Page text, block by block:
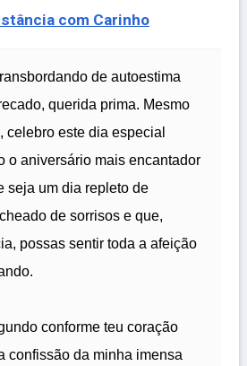
com Carinho
de autoestima
querida prima. Mesmo
celebro este dia especial
o aniversário mais encantador
seja um dia repleto de
de sorrisos e que,
possas sentir toda a afeição
conforme teu coração
confissão da minha imensa